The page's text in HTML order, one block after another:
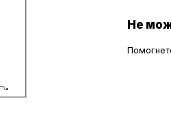
1
особено
обагря в
планините
Не